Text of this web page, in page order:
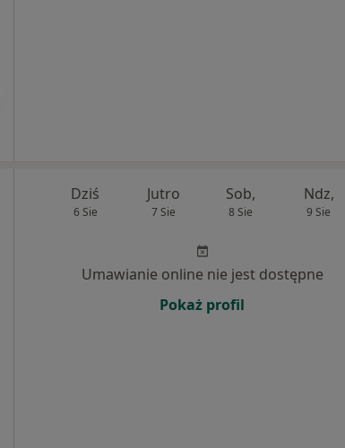
Dziś
6 Sie
Jutro
7 Sie
Sob,
8 Sie
Ndz,
9 Sie
Umawianie online nie jest dostępne
Pokaż profil